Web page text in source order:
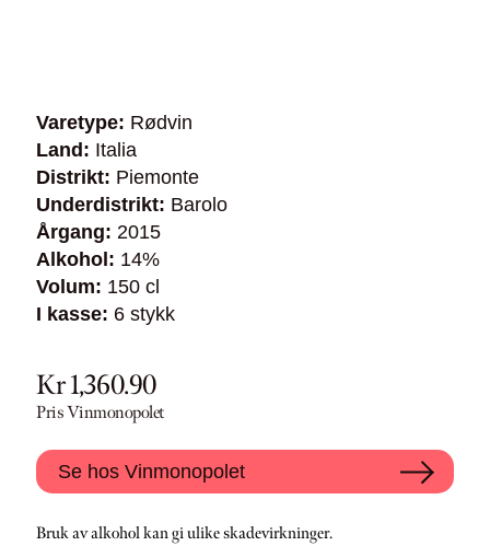
Varetype: Rødvin
Land: Italia
Distrikt: Piemonte
Underdistrikt: Barolo
Årgang: 2015
Alkohol: 14%
Volum: 150 cl
I kasse: 6 stykk
Kr 1,360.90
Pris Vinmonopolet
Se hos Vinmonopolet
Bruk av alkohol kan gi ulike skadevirkninger.